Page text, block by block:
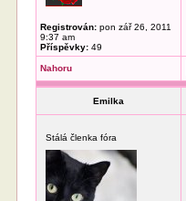
Registrován: pon zář 26, 2011
9:37 am
Příspěvky: 49
Nahoru
Emilka
Stálá členka fóra